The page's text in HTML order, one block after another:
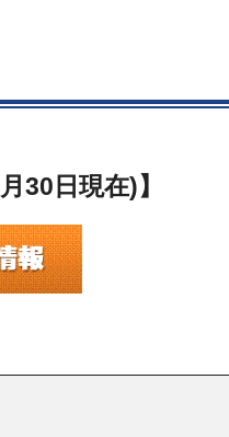
月30 日現在)】